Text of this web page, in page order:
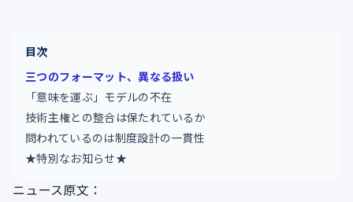
目次
三つのフォーマット、異なる扱い
「意味を運ぶ」モデルの不在
技術主権との整合は保たれているか
問われているのは制度設計の一貫性
★特別なお知らせ★
ニュース原文：